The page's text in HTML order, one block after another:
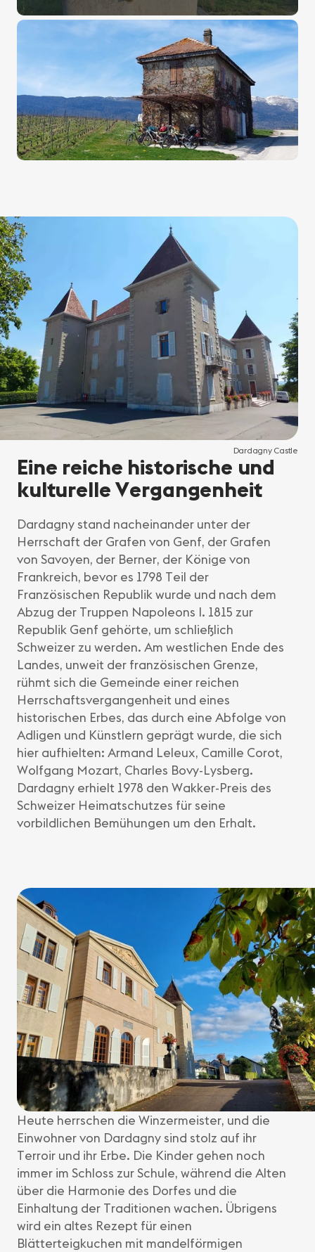
Dardagny Castle
Eine reiche historische und
kulturelle Vergangenheit
Dardagny stand nacheinander unter der
Herrschaft der Grafen von Genf, der Grafen
von Savoyen, der Berner, der Könige von
Frankreich, bevor es 1798 Teil der
Französischen Republik wurde und nach dem
Abzug der Truppen Napoleons I. 1815 zur
Republik Genf gehörte, um schließlich
Schweizer zu werden. Am westlichen Ende des
Landes, unweit der französischen Grenze,
rühmt sich die Gemeinde einer reichen
Herrschaftsvergangenheit und eines
historischen Erbes, das durch eine Abfolge von
Adligen und Künstlern geprägt wurde, die sich
hier aufhielten: Armand Leleux, Camille Corot,
Wolfgang Mozart, Charles Bovy-Lysberg.
Dardagny erhielt 1978 den Wakker-Preis des
Schweizer Heimatschutzes für seine
vorbildlichen Bemühungen um den Erhalt.
Heute herrschen die Winzermeister, und die
Einwohner von Dardagny sind stolz auf ihr
Terroir und ihr Erbe. Die Kinder gehen noch
immer im Schloss zur Schule, während die Alten
über die Harmonie des Dorfes und die
Einhaltung der Traditionen wachen. Übrigens
wird ein altes Rezept für einen
Blätterteigkuchen mit mandelförmigen